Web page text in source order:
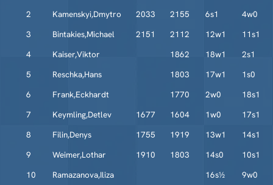
2
Kamenskyi,Dmytro 2033 2155 6s1
4w0
3
Bintakies,Michael 2151 2112 12w1
11s1
4
Kaiser,Viktor 1862 18w1
2s1
5
Reschka,Hans 1803 17w1
1s0
6
Frank,Eckhardt 1770 2w0
18s1
7
Keymling,Detlev 1677 1604 1w0
17s1
8
Filin,Denys 1755 1919 13w1
14s1
9
Weimer,Lothar 1910 1803 14s0
10s1
10
Ramazanova,Iliza 16s½
9w0